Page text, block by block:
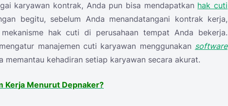
karyawan kontrak, Anda pun bisa mendapatkan hak cuti
begitu, sebelum Anda menandatangani kontrak kerja,
hak cuti di perusahaan tempat Anda bekerja.
manajemen cuti karyawan menggunakan software
memantau kehadiran setiap karyawan secara akurat.
Kerja Menurut Depnaker?